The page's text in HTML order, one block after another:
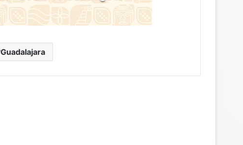
Guadalajara